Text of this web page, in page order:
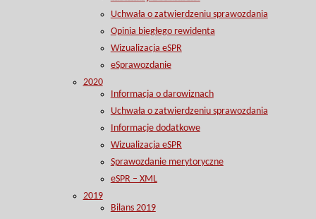
Uchwała o zatwierdzeniu sprawozdania
Opinia biegłego rewidenta
Wizualizacja eSPR
eSprawozdanie
2020
Informacja o darowiznach
Uchwała o zatwierdzeniu sprawozdania
Informacje dodatkowe
Wizualizacja eSPR
Sprawozdanie merytoryczne
eSPR – XML
2019
Bilans 2019